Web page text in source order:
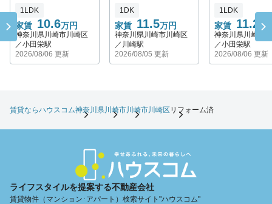
1LDK
家賃 10.6万円
神奈川県川崎市川崎区
／小田栄駅
2026/08/06 更新
1DK
家賃 11.5万円
神奈川県川崎市川崎区
／川崎駅
2026/08/05 更新
1LDK
家賃 11.2 万
神奈川県川崎市
／小田栄駅
2026/08/06 更新
賃貸ならハウスコム神奈川県 川崎市川崎市川崎区リフォーム済
ライフスタイルを提案する不動産会社
賃貸物件（マンション･アパート）検索サイト"ハウスコム"